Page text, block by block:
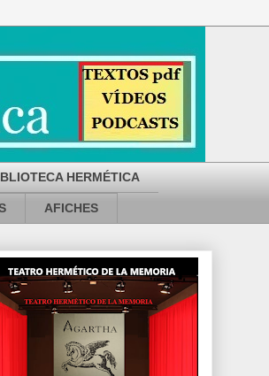
HERMÉTICA
AFICHES